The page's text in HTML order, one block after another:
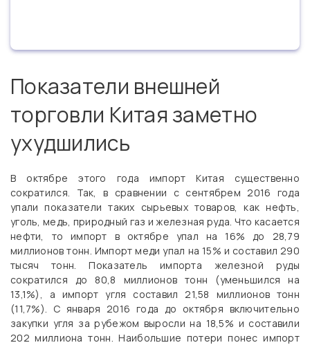
Показатели внешней
торговли Китая заметно
ухудшились
В октябре этого года импорт Китая существенно
сократился. Так, в сравнении с сентябрем 2016 года
упали показатели таких сырьевых товаров, как нефть,
уголь, медь, природный газ и железная руда. Что касается
нефти, то импорт в октябре упал на 16% до 28,79
миллионов тонн. Импорт меди упал на 15% и составил 290
тысяч тонн. Показатель импорта железной руды
сократился до 80,8 миллионов тонн (уменьшился на
13,1%), а импорт угля составил 21,58 миллионов тонн
(11,7%). С января 2016 года до октября включительно
закупки угля за рубежом выросли на 18,5% и составили
202 миллиона тонн. Наибольшие потери понес импорт